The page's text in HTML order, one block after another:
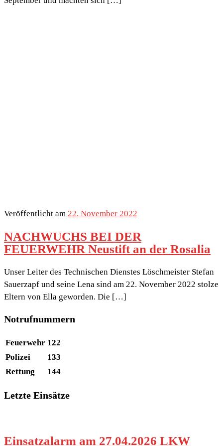
Veröffentlicht am 22. November 2022
NACHWUCHS BEI DER
FEUERWEHR Neustift an der Rosalia
Unser Leiter des Technischen Dienstes Löschmeister Stefan
Sauerzapf und seine Lena sind am 22. November 2022 stolze
Eltern von Ella geworden. Die […]
Notrufnummern
Feuerwehr 122
Polizei
133
Rettung
144
Letzte Einsätze
Einsatzalarm am 27.04.2026 LKW